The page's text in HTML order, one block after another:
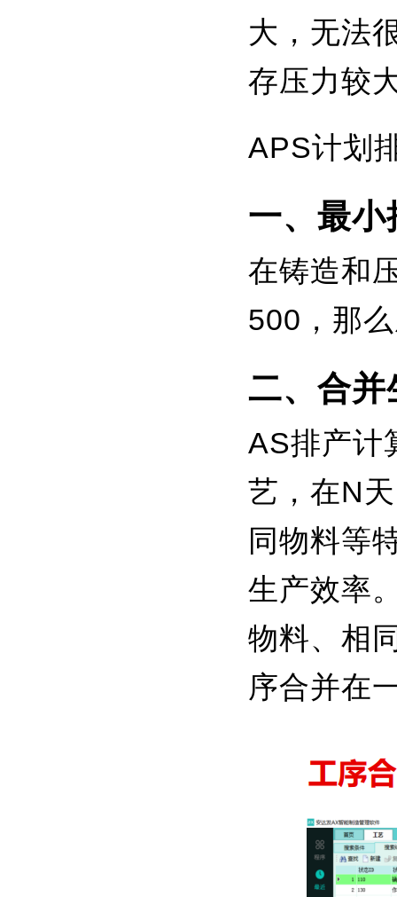
大，无法
存压力较
APS计划
一、最小
在铸造和
500，那
二、合并
AS排产计
艺，在N
同物料等
生产效率
物料、相
序合并在